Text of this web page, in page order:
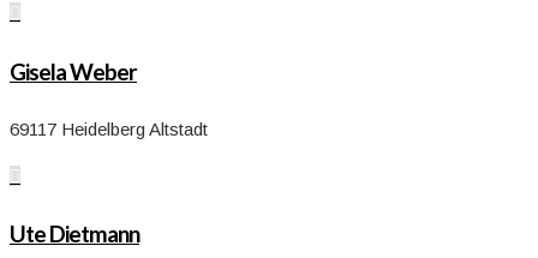

Gisela Weber
69117 Heidelberg Altstadt

Ute Dietmann